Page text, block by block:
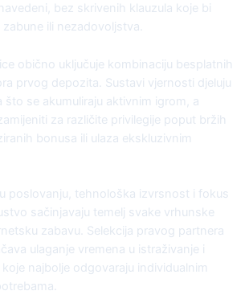
bez skrivenih klauzula koje bi
ili nezadovoljstva.
obično uključuje kombinaciju besplatnih
prvog depozita. Sustavi vjernosti djeluju
što se akumuliraju aktivnim igrom, a
za različite privilegije poput bržih
bonusa ili ulaza ekskluzivnim
poslovanju, tehnološka izvrsnost i fokus
sačinjavaju temelj svake vrhunske
zabavu. Selekcija pravog partnera
ulaganje vremena u istraživanje i
najbolje odgovaraju individualnim